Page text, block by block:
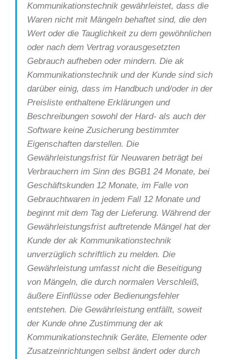
Kommunikationstechnik gewährleistet, dass die
Waren nicht mit Mängeln behaftet sind, die den
Wert oder die Tauglichkeit zu dem gewöhnlichen
oder nach dem Vertrag vorausgesetzten
Gebrauch aufheben oder mindern. Die ak
Kommunikationstechnik und der Kunde sind sich
darüber einig, dass im Handbuch und/oder in der
Preisliste enthaltene Erklärungen und
Beschreibungen sowohl der Hard- als auch der
Software keine Zusicherung bestimmter
Eigenschaften darstellen. Die
Gewährleistungsfrist für Neuwaren beträgt bei
Verbrauchern im Sinn des BGB1 24 Monate, bei
Geschäftskunden 12 Monate, im Falle von
Gebrauchtwaren in jedem Fall 12 Monate und
beginnt mit dem Tag der Lieferung. Während der
Gewährleistungsfrist auftretende Mängel hat der
Kunde der ak Kommunikationstechnik
unverzüglich schriftlich zu melden. Die
Gewährleistung umfasst nicht die Beseitigung
von Mängeln, die durch normalen Verschleiß,
äußere Einflüsse oder Bedienungsfehler
entstehen. Die Gewährleistung entfällt, soweit
der Kunde ohne Zustimmung der ak
Kommunikationstechnik Geräte, Elemente oder
Zusatzeinrichtungen selbst ändert oder durch